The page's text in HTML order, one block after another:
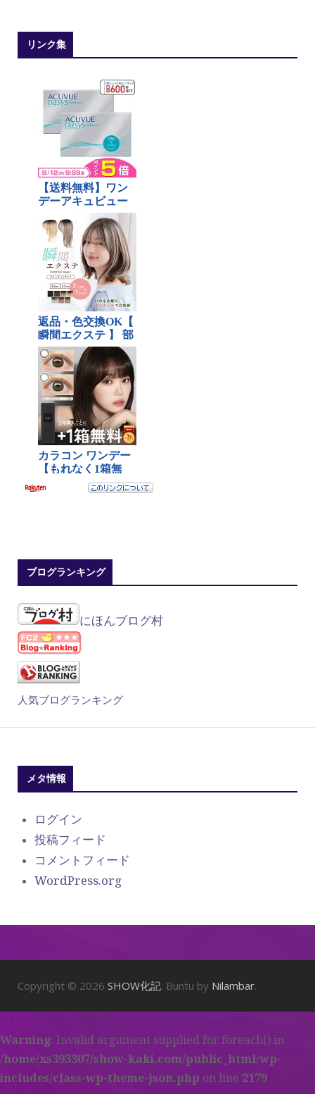
リンク集
ブログランキング
にほんブログ村
人気ブログランキング
メタ情報
ログイン
投稿フィード
コメントフィード
WordPress.org
Copyright © 2026 SHOW化記. Buntu by Nilambar.
Warning: Invalid argument supplied for foreach() in
/home/xs393307/show-kaki.com/public_html/wp-
includes/class-wp-theme-json.php on line 2179